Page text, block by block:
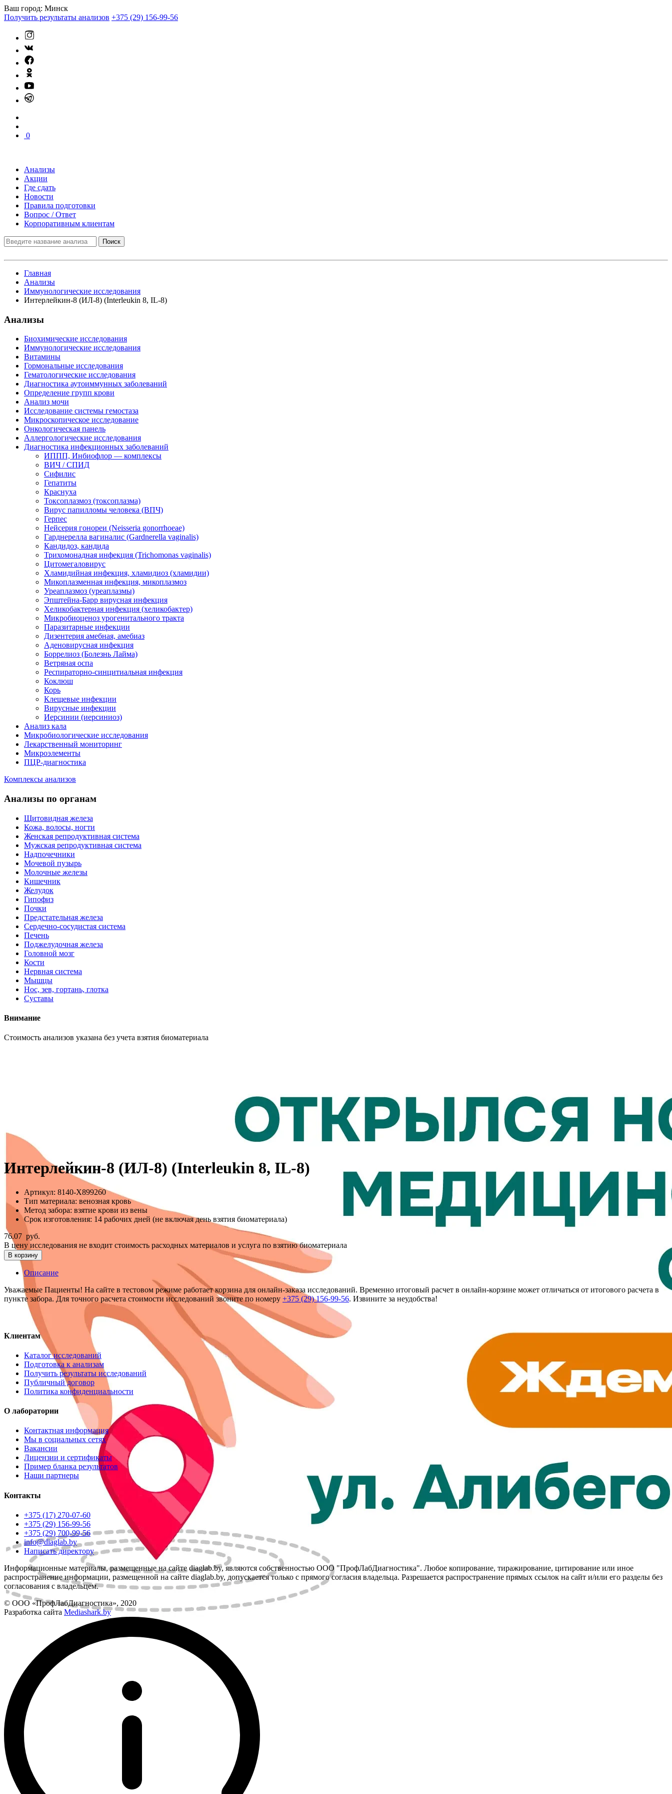
Ваш город: Минск
Получить результаты анализов +375 (29) 156-99-56
0
Анализы
Акции
Где сдать
Новости
Правила подготовки
Вопрос / Ответ
Корпоративным клиентам
Поиск
Главная
Анализы
Иммунологические исследования
Интерлейкин-8 (ИЛ-8) (Interleukin 8, IL-8)
Анализы
Биохимические исследования
Иммунологические исследования
Витамины
Гормональные исследования
Гематологические исследования
Диагностика аутоиммунных заболеваний
Определение групп крови
Анализ мочи
Исследование системы гемостаза
Микроскопическое исследование
Онкологическая панель
Аллергологические исследования
Диагностика инфекционных заболеваний
ИППП, Инбиофлор — комплексы
ВИЧ / СПИД
Сифилис
Гепатиты
Краснуха
Токсоплазмоз (токсоплазма)
Вирус папилломы человека (ВПЧ)
Герпес
Нейсерия гонореи (Neisseria gonorrhoeae)
Гарднерелла вагиналис (Gardnerella vaginalis)
Кандидоз, кандида
Трихомонадная инфекция (Trichomonas vaginalis)
Цитомегаловирус
Хламидийная инфекция, хламидиоз (хламидии)
Микоплазменная инфекция, микоплазмоз
Уреаплазмоз (уреаплазмы)
Эпштейна-Барр вирусная инфекция
Хеликобактерная инфекция (хеликобактер)
Микробиоценоз урогенитального тракта
Паразитарные инфекции
Дизентерия амебная, амебиаз
Аденовирусная инфекция
Боррелиоз (Болезнь Лайма)
Ветряная оспа
Респираторно-синцитиальная инфекция
Коклюш
Корь
Клещевые инфекции
Вирусные инфекции
Иерсинии (иерсиниоз)
Анализ кала
Микробиологические исследования
Лекарственный мониторинг
Микроэлементы
ПЦР-диагностика
Комплексы анализов
Анализы по органам
Щитовидная железа
Кожа, волосы, ногти
Женская репродуктивная система
Мужская репродуктивная система
Надпочечники
Мочевой пузырь
Молочные железы
Кишечник
Желудок
Гипофиз
Почки
Предстательная железа
Сердечно-сосудистая система
Печень
Поджелудочная железа
Головной мозг
Кости
Нервная система
Мышцы
Нос, зев, гортань, глотка
Суставы
Внимание
Cтоимость анализов указана без учета взятия биоматериала
Интерлейкин-8 (ИЛ-8) (Interleukin 8, IL-8)
Артикул: 8140-Х899260
Тип материала: венозная кровь
Метод забора: взятие крови из вены
Срок изготовления: 14 рабочих дней (не включая день взятия биоматериала)
76.07 руб.
В цену исследования не входит стоимость расходных материалов и услуга по взятию биоматериала
В корзину
Описание
Уважаемые Пациенты! На сайте в тестовом режиме работает корзина для онлайн-заказа исследований. Временно итоговый расчет в онлайн-корзине может отличаться от итогового расчета в
пункте забора. Для точного расчета стоимости исследований звоните по номеру +375 (29) 156-99-56. Извините за неудобства!
Клиентам
Каталог исследований
Подготовка к анализам
Получить результаты исследований
Публичный договор
Политика конфиденциальности
О лаборатории
Контактная информация
Мы в социальных сетях
Вакансии
Лицензии и сертификаты
Пример бланка результатов
Наши партнеры
Контакты
+375 (17) 270-07-60
+375 (29) 156-99-56
+375 (29) 700-99-56
info@diaglab.by
Написать директору
Информационные материалы, размещенные на сайте diaglab.by, являются собственностью ООО "ПрофЛабДиагностика". Любое копирование, тиражирование, цитирование или иное
распространение информации, размещенной на сайте diaglab.by, допускается только с прямого согласия владельца. Разрешается распространение прямых ссылок на сайт и/или его разделы без
согласования с владельцем.
© ООО «ПрофЛабДиагностика», 2020
Разработка сайта Mediashark.by